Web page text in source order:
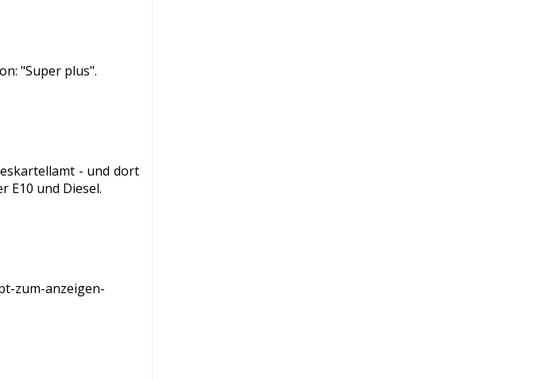
"Super plus".
- und dort
E10 und Diesel.
zum-anzeigen-